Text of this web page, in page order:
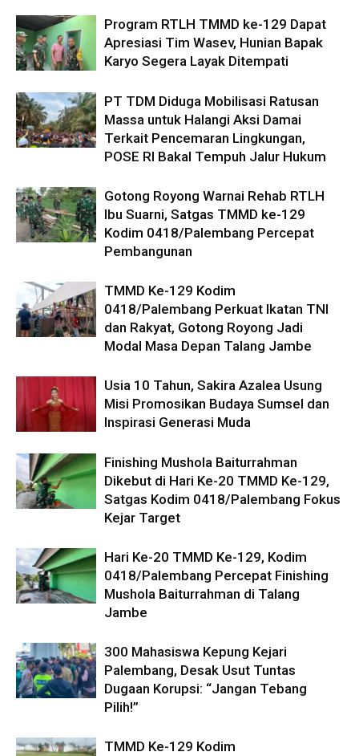
Program RTLH TMMD ke-129 Dapat
Apresiasi Tim Wasev, Hunian Bapak
Karyo Segera Layak Ditempati
PT TDM Diduga Mobilisasi Ratusan
Massa untuk Halangi Aksi Damai
Terkait Pencemaran Lingkungan,
POSE RI Bakal Tempuh Jalur Hukum
Gotong Royong Warnai Rehab RTLH
Ibu Suarni, Satgas TMMD ke-129
Kodim 0418/Palembang Percepat
Pembangunan
TMMD Ke-129 Kodim
0418/Palembang Perkuat Ikatan TNI
dan Rakyat, Gotong Royong Jadi
Modal Masa Depan Talang Jambe
Usia 10 Tahun, Sakira Azalea Usung
Misi Promosikan Budaya Sumsel dan
Inspirasi Generasi Muda
Finishing Mushola Baiturrahman
Dikebut di Hari Ke-20 TMMD Ke-129,
Satgas Kodim 0418/Palembang Fokus
Kejar Target
Hari Ke-20 TMMD Ke-129, Kodim
0418/Palembang Percepat Finishing
Mushola Baiturrahman di Talang
Jambe
300 Mahasiswa Kepung Kejari
Palembang, Desak Usut Tuntas
Dugaan Korupsi: “Jangan Tebang
Pilih!”
TMMD Ke-129 Kodim